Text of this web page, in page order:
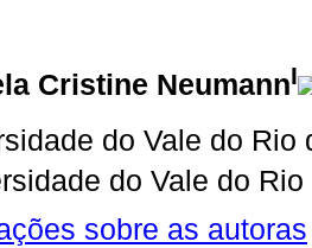
Cristine NeumannI
do Vale do
do Vale do
sobre as autoras